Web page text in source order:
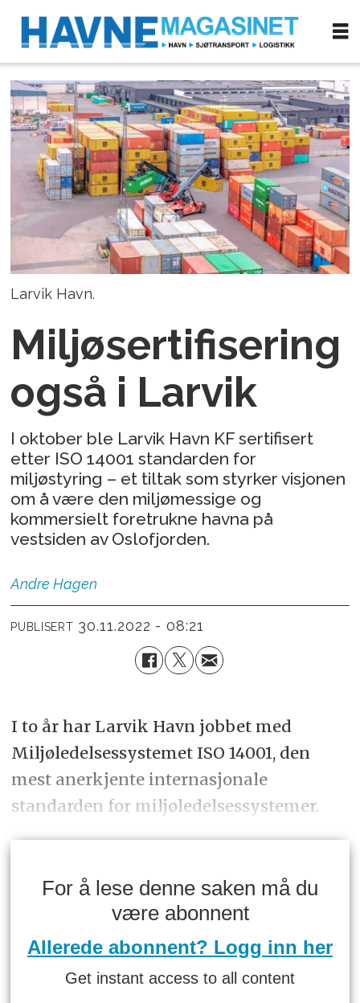
Larvik Havn.
Miljøsertifisering
også i Larvik
I oktober ble Larvik Havn KF sertifisert
etter ISO 14001 standarden for
miljøstyring – et tiltak som styrker visjonen
om å være den miljømessige og
kommersielt foretrukne havna på
vestsiden av Oslofjorden.
Andre Hagen
PUBLISERT 30.11.2022 - 08:21
I to år har Larvik Havn jobbet med
Miljøledelsessystemet ISO 14001, den
mest anerkjente internasjonale
standarden for miljøledelsessystemer.
For å lese denne saken må du
være abonnent
Allerede abonnent? Logg inn her
Get instant access to all content